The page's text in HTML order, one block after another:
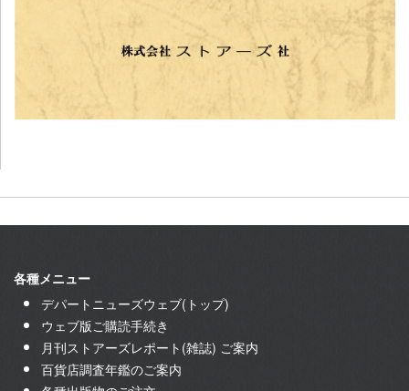
各種メニュー
デパートニューズウェブ(トップ)
ウェブ版ご購読手続き
月刊ストアーズレポート(雑誌) ご案内
百貨店調査年鑑のご案内